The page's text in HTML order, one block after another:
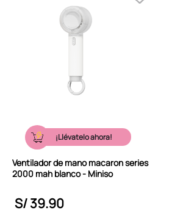
¡Llévatelo ahora!
Ventilador de mano macaron series
2000 mah blanco - Miniso
S/39.90